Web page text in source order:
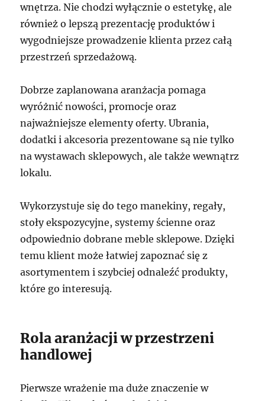
wnętrza. Nie chodzi wyłącznie o estetykę, ale
również o lepszą prezentację produktów i
wygodniejsze prowadzenie klienta przez całą
przestrzeń sprzedażową.
Dobrze zaplanowana aranżacja pomaga
wyróżnić nowości, promocje oraz
najważniejsze elementy oferty. Ubrania,
dodatki i akcesoria prezentowane są nie tylko
na wystawach sklepowych, ale także wewnątrz
lokalu.
Wykorzystuje się do tego manekiny, regały,
stoły ekspozycyjne, systemy ścienne oraz
odpowiednio dobrane meble sklepowe. Dzięki
temu klient może łatwiej zapoznać się z
asortymentem i szybciej odnaleźć produkty,
które go interesują.
Rola aranżacji w przestrzeni
handlowej
Pierwsze wrażenie ma duże znaczenie w